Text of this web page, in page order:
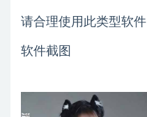
请合理使用此类型软件
软件截图